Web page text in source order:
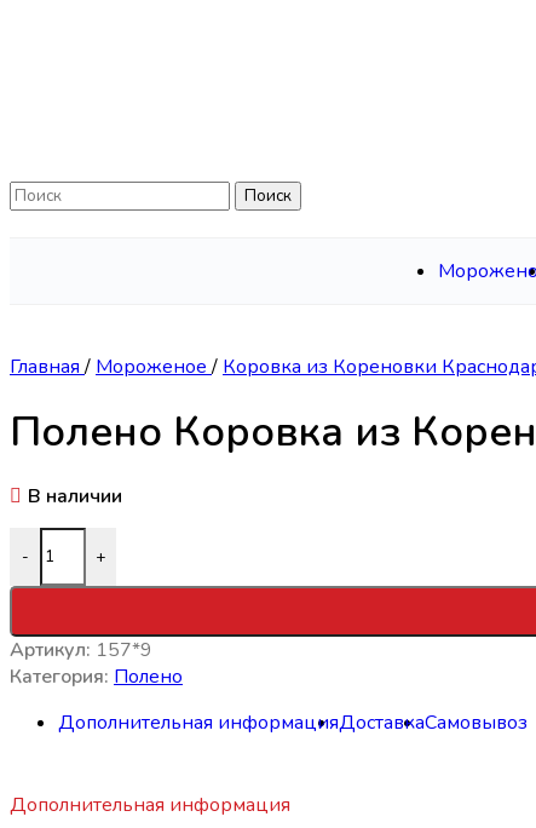
Поиск
Главная/ Мороженое/ Коровка из Кореновки
Полено Коровка из
В наличии
-
Количество товара Полено Коровка из Кореновки
+
Артикул: 157*9
Категория: Полено
Дополнительная информацияДоставкаСамовывоз
Дополнительная информация